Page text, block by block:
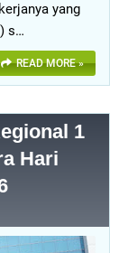
yang
s…
READ MORE »
1
Hari